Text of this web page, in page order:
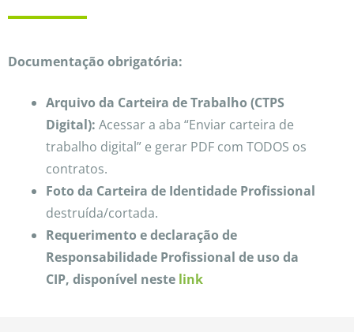
Documentação obrigatória:
Arquivo da Carteira de Trabalho (CTPS
Digital): Acessar a aba “Enviar carteira de
trabalho digital” e gerar PDF com TODOS os
contratos.
Foto da Carteira de Identidade Profissional
destruída/cortada.
Requerimento e declaração de
Responsabilidade Profissional de uso da
CIP, disponível neste link